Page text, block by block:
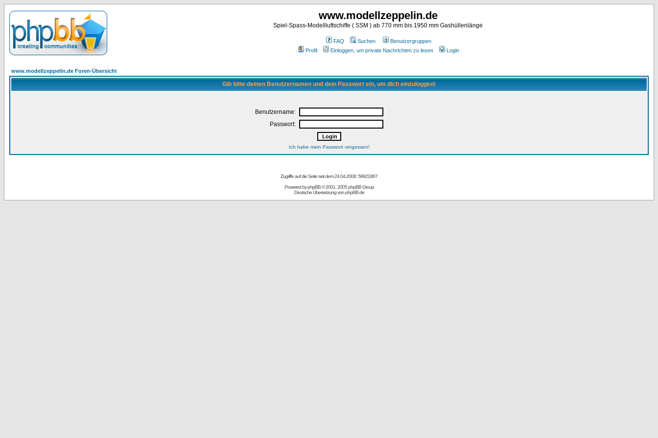
www.modellzeppelin.de
Spiel-Spass-Modellluftschiffe ( SSM ) ab 770 mm bis 1950 mm Gashüllenlänge
FAQ Suchen
Benutzergruppen
Profil
Einloggen, um private Nachrichten zu lesen Login
www.modellzeppelin.de Foren-Übersicht
Gib bitte deinen Benutzernamen und dein Passwort ein, um dich einzuloggen!
Benutzername:
Passwort:
Ich habe mein Passwort vergessen!
Zugriffe auf die Seite seit dem 24.04.2006: 59921867
Powered byphpBB© 2001, 2005 phpBB Group
Deutsche Übersetzung vonphpBB.de